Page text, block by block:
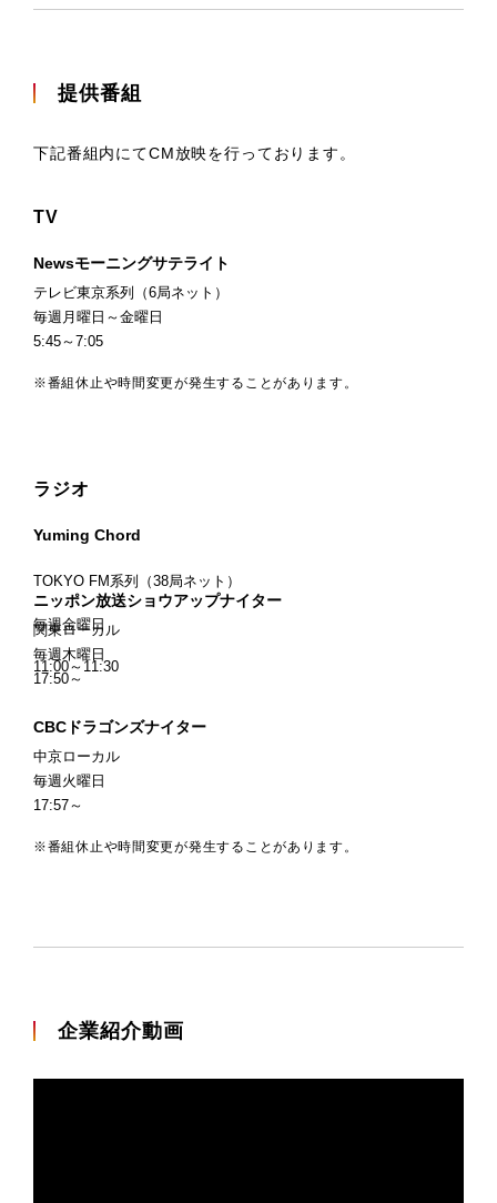
提供番組
下記番組内にてCM放映を行っております。
TV
Newsモーニングサテライト
テレビ東京系列（6局ネット）
毎週月曜日～金曜日
5:45～7:05
※番組休止や時間変更が発生することがあります。
ラジオ
Yuming Chord
TOKYO FM系列（38局ネット）
毎週金曜日
11:00～11:30
ニッポン放送ショウアップナイター
関東ローカル
毎週木曜日
17:50～
CBCドラゴンズナイター
中京ローカル
毎週火曜日
17:57～
※番組休止や時間変更が発生することがあります。
企業紹介動画